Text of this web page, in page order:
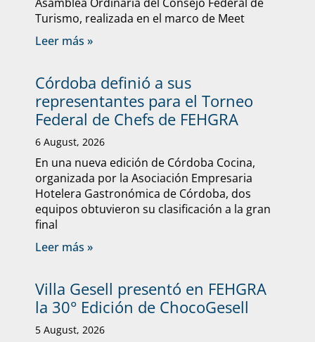
Turismo, realizada en el marco de Meet
Leer más »
Córdoba definió a sus
representantes para el Torneo
Federal de Chefs de FEHGRA
6 August, 2026
En una nueva edición de Córdoba Cocina,
organizada por la Asociación Empresaria
Hotelera Gastronómica de Córdoba, dos
equipos obtuvieron su clasificación a la gran
final
Leer más »
Villa Gesell presentó en FEHGRA
la 30° Edición de ChocoGesell
5 August, 2026